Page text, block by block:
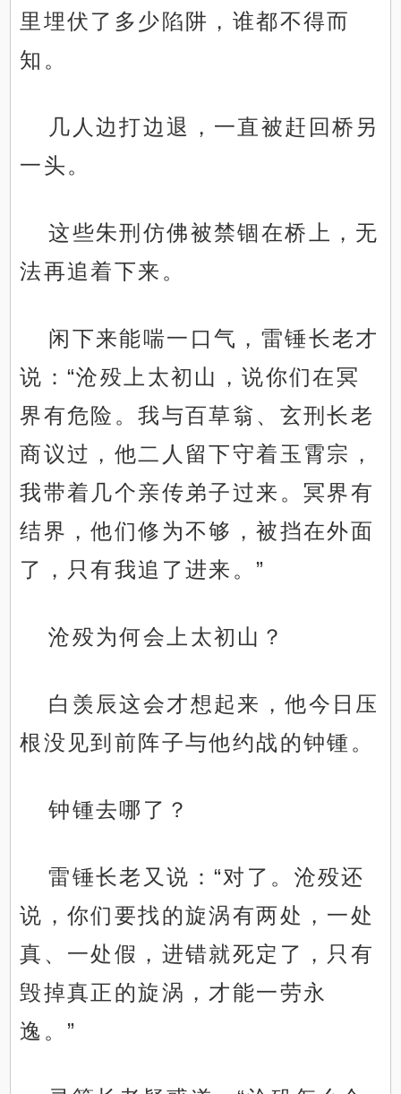
里埋伏了多少陷阱，谁都不得而
知。
几人边打边退，一直被赶回桥另
一头。
这些朱刑仿佛被禁锢在桥上，无
法再追着下来。
闲下来能喘一口气，雷锤长老才
说：“沧殁上太初山，说你们在冥
界有危险。我与百草翁、玄刑长老
商议过，他二人留下守着玉霄宗，
我带着几个亲传弟子过来。冥界有
结界，他们修为不够，被挡在外面
了，只有我追了进来。”
沧殁为何会上太初山？
白羡辰这会才想起来，他今日压
根没见到前阵子与他约战的钟锺。
钟锺去哪了？
雷锤长老又说：“对了。沧殁还
说，你们要找的旋涡有两处，一处
真、一处假，进错就死定了，只有
毁掉真正的旋涡，才能一劳永
逸。”